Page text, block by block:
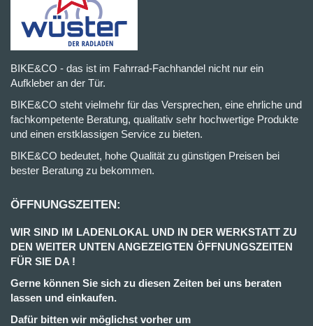
BIKE&CO - das ist im Fahrrad-Fachhandel nicht nur ein
Aufkleber an der Tür.
BIKE&CO steht vielmehr für das Versprechen, eine ehrliche und
fachkompetente Beratung, qualitativ sehr hochwertige Produkte
und einen erstklassigen Service zu bieten.
BIKE&CO bedeutet, hohe Qualität zu günstigen Preisen bei
bester Beratung zu bekommen.
ÖFFNUNGSZEITEN:
WIR SIND IM LADENLOKAL UND IN DER WERKSTATT ZU
DEN WEITER UNTEN ANGEZEIGTEN ÖFFNUNGSZEITEN
FÜR SIE DA !
Gerne können Sie sich zu diesen Zeiten bei uns beraten
lassen und einkaufen.
Dafür bitten wir möglichst vorher um